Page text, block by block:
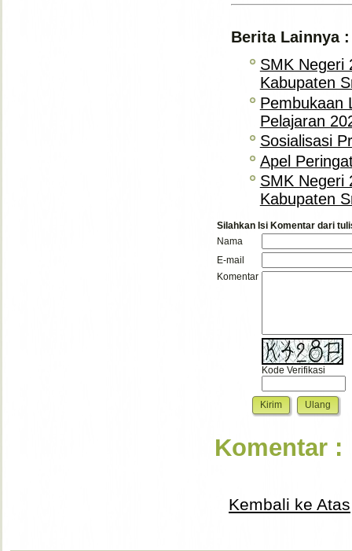
Berita Lainnya :
SMK Negeri
Kabupaten
Pembukaan
Pelajaran
Sosialisasi
Apel
SMK Negeri
Kabupaten
Silahkan Isi Komentar dari
Nama
E-mail
Komentar
Kode Verifikasi
Komentar :
Kembali ke Atas